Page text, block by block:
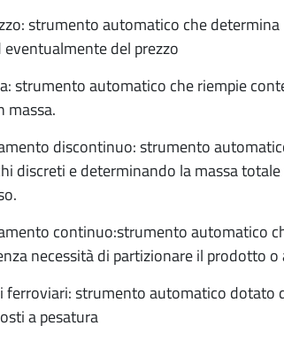
strumento automatico che
del prezzo
strumento automatico che riempie
massa.
discontinuo: strumento
discreti e determinando la massa
continuo:strumento automatico
necessità di partizionare il prodotto
ferroviari: strumento automatico
a pesatura